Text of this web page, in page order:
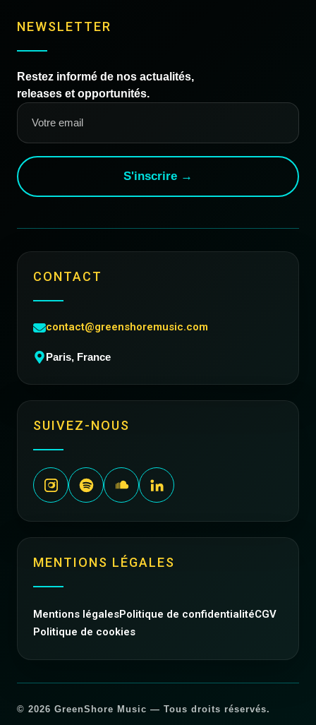
NEWSLETTER
Restez informé de nos actualités,
releases et opportunités.
S'inscrire →
CONTACT
contact@greenshoremusic.com
Paris, France
SUIVEZ-NOUS
MENTIONS LÉGALES
Mentions légalesPolitique de confidentialitéCGV
Politique de cookies
© 2026 GreenShore Music — Tous droits réservés.